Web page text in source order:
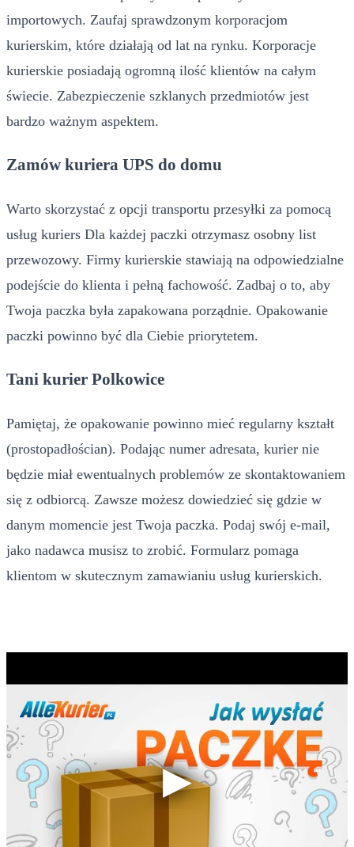
importowych. Zaufaj sprawdzonym korporacjom
kurierskim, które działają od lat na rynku. Korporacje
kurierskie posiadają ogromną ilość klientów na całym
świecie. Zabezpieczenie szklanych przedmiotów jest
bardzo ważnym aspektem.
Zamów kuriera UPS do domu
Warto skorzystać z opcji transportu przesyłki za pomocą
usług kuriers Dla każdej paczki otrzymasz osobny list
przewozowy. Firmy kurierskie stawiają na odpowiedzialne
podejście do klienta i pełną fachowość. Zadbaj o to, aby
Twoja paczka była zapakowana porządnie. Opakowanie
paczki powinno być dla Ciebie priorytetem.
Tani kurier Polkowice
Pamiętaj, że opakowanie powinno mieć regularny kształt
(prostopadłościan). Podając numer adresata, kurier nie
będzie miał ewentualnych problemów ze skontaktowaniem
się z odbiorcą. Zawsze możesz dowiedzieć się gdzie w
danym momencie jest Twoja paczka. Podaj swój e-mail,
jako nadawca musisz to zrobić. Formularz pomaga
klientom w skutecznym zamawianiu usług kurierskich.